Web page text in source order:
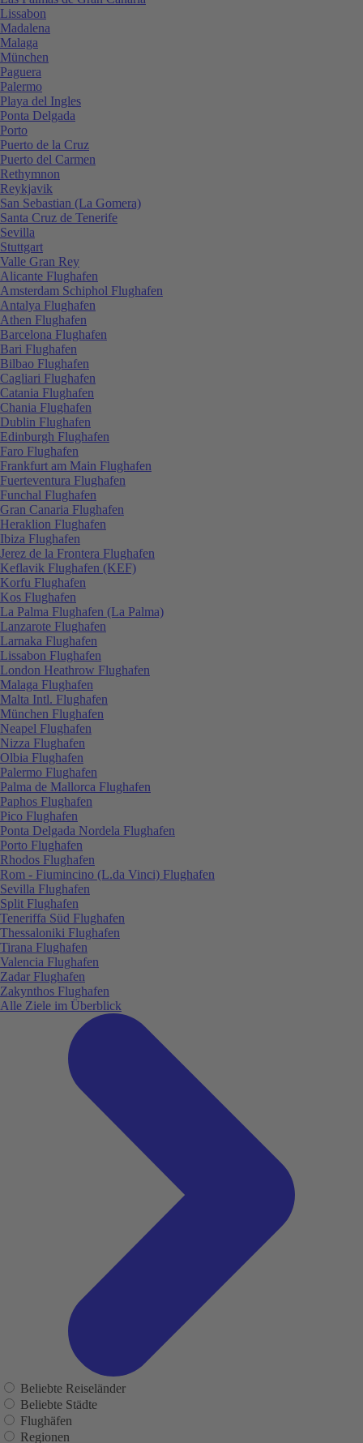
Lissabon
Madalena
Malaga
München
Paguera
Palermo
Playa del Ingles
Ponta Delgada
Porto
Puerto de la Cruz
Puerto del Carmen
Rethymnon
Reykjavik
San Sebastian (La Gomera)
Santa Cruz de Tenerife
Sevilla
Stuttgart
Valle Gran Rey
Alicante Flughafen
Amsterdam Schiphol Flughafen
Antalya Flughafen
Athen Flughafen
Barcelona Flughafen
Bari Flughafen
Bilbao Flughafen
Cagliari Flughafen
Catania Flughafen
Chania Flughafen
Dublin Flughafen
Edinburgh Flughafen
Faro Flughafen
Frankfurt am Main Flughafen
Fuerteventura Flughafen
Funchal Flughafen
Gran Canaria Flughafen
Heraklion Flughafen
Ibiza Flughafen
Jerez de la Frontera Flughafen
Keflavik Flughafen (KEF)
Korfu Flughafen
Kos Flughafen
La Palma Flughafen (La Palma)
Lanzarote Flughafen
Larnaka Flughafen
Lissabon Flughafen
London Heathrow Flughafen
Malaga Flughafen
Malta Intl. Flughafen
München Flughafen
Neapel Flughafen
Nizza Flughafen
Olbia Flughafen
Palermo Flughafen
Palma de Mallorca Flughafen
Paphos Flughafen
Pico Flughafen
Ponta Delgada Nordela Flughafen
Porto Flughafen
Rhodos Flughafen
Rom - Fiumincino (L.da Vinci) Flughafen
Sevilla Flughafen
Split Flughafen
Teneriffa Süd Flughafen
Thessaloniki Flughafen
Tirana Flughafen
Valencia Flughafen
Zadar Flughafen
Zakynthos Flughafen
Alle Ziele im Überblick
Beliebte Reiseländer
Beliebte Städte
Flughäfen
Regionen